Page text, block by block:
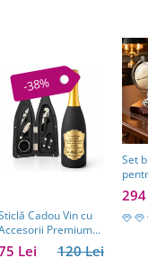
-38%
Cadou Vin cu
Premium
– Set
Elegant pentru120 Lei
Lei
Set